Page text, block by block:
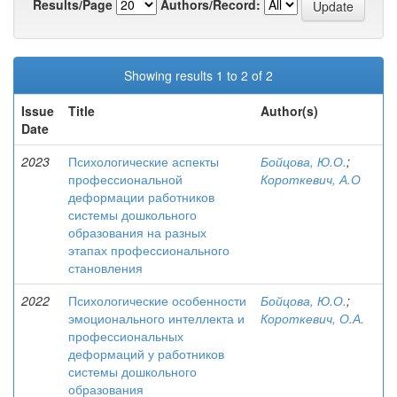
Results/Page
Authors/Record:
Showing results 1 to 2 of 2
Issue
Date
Title Author(s)
2023
Психологические аспекты
профессиональной
деформации работников
системы дошкольного
образования на разных
этапах профессионального
становления
Бойцова, Ю.О.;
Короткевич, А.О
2022
Психологические особенности
эмоционального интеллекта и
профессиональных
деформаций у работников
системы дошкольного
образования
Бойцова, Ю.О.;
Короткевич, О.А.